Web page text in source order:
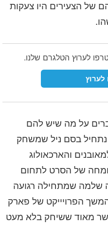
של הצעירים היו צעקות
לערוץ הטלגרם שלנו.
לערוץ
על מה שיש להם
נתחיל בסם ניל שמשחק
והארכאולוג
של הסרט לתחום
שלמה שמתחילה רגועה
הפרויייקט של פארק
מאוד ששיחק בלא מעט